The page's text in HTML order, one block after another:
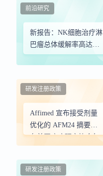
新报告：NK细胞治疗淋
巴瘤总体缓解率高达
92.9%
前沿研究
Affimed 宣布接受剂量
优化的 AFM24 摘要，
在美国癌症研究协会年
研发注册政策
研发注册政策